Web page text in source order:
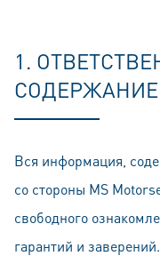
1.
СОДЕРЖАНИЕ
Вся информация,
со стороны MS
свободного
гарантий и заверений.